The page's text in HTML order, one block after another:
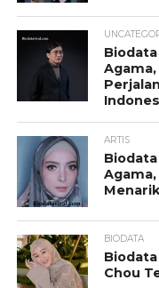
ARTIS
BIODATA
Chou